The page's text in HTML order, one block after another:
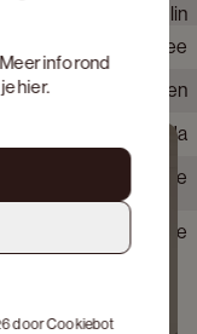
info rond
jehier.
doorCookiebot
Shilin
Zwart
Slate
Zeer krasbestendig
Ja
Nee
Nee
binnen 0 - 1 weken
Ja
Nee
producten